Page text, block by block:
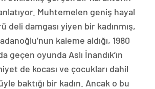
Muhtemelen geniş hayal
deli damgası yiyen bir kadınmış,
kaleme aldığı, 1980
geçen oyunda Aslı İnandık’ın
de kocası ve çocukları dahil
baktığı bir kadın. Ancak o bu